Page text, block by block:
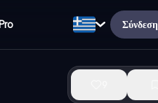
Σύνδεση